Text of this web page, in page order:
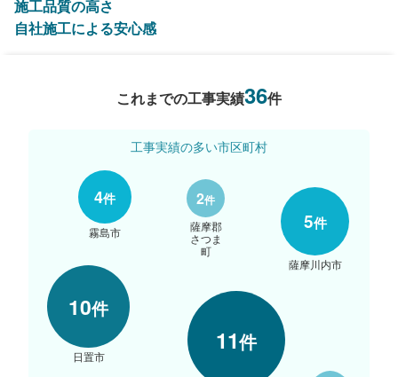
施工品質の高さ
自社施工による安心感
これまでの工事実績36件
11件
10件
日置市
5件
薩摩川内市
4件
霧島市
2件
薩摩郡
さつま
町
工事実績の多い市区町村